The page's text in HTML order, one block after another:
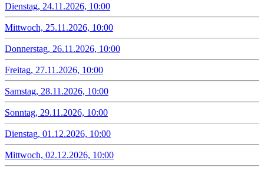
Dienstag, 24.11.2026, 10:00
Mittwoch, 25.11.2026, 10:00
Donnerstag, 26.11.2026, 10:00
Freitag, 27.11.2026, 10:00
Samstag, 28.11.2026, 10:00
Sonntag, 29.11.2026, 10:00
Dienstag, 01.12.2026, 10:00
Mittwoch, 02.12.2026, 10:00